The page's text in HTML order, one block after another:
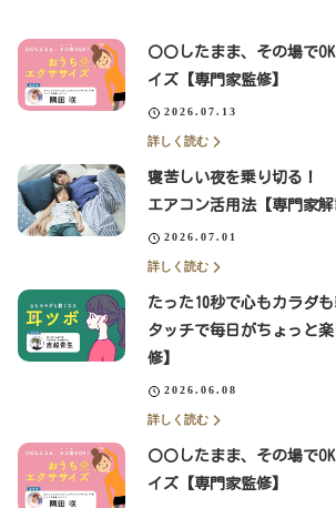
〇〇したまま、その場で
イズ【専門家監修】
2026.07.13
詳しく読む
寝苦しい夜を乗り切る！
エアコン活用法【専門家解
2026.07.01
詳しく読む
たった10秒で心もカラダ
タッチで毎日がちょっと
修】
2026.06.08
詳しく読む
〇〇したまま、その場で
イズ【専門家監修】